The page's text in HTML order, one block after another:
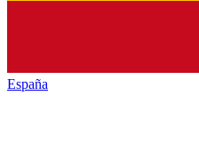
España